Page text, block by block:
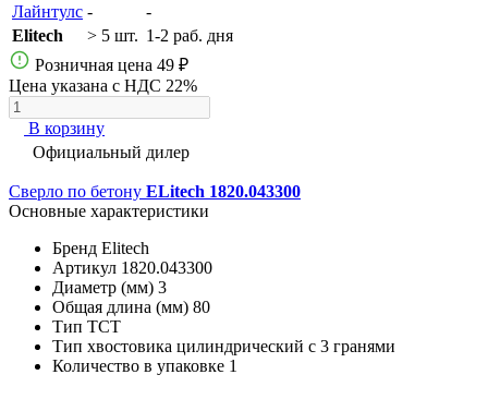
Лайнтулс -
-
Elitech
> 5 шт. 1-2 раб. дня
Розничная цена 49 ₽
Цена указана с НДС 22%
В корзину
Официальный дилер
Сверло по бетону ELitech 1820.043300
Основные характеристики
Бренд Elitech
Артикул 1820.043300
Диаметр (мм) 3
Общая длина (мм) 80
Тип ТСТ
Тип хвостовика цилиндрический с 3 гранями
Количество в упаковке 1